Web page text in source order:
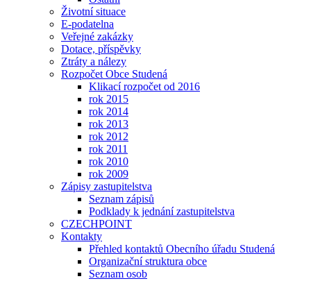
Životní situace
E-podatelna
Veřejné zakázky
Dotace, příspěvky
Ztráty a nálezy
Rozpočet Obce Studená
Klikací rozpočet od 2016
rok 2015
rok 2014
rok 2013
rok 2012
rok 2011
rok 2010
rok 2009
Zápisy zastupitelstva
Seznam zápisů
Podklady k jednání zastupitelstva
CZECHPOINT
Kontakty
Přehled kontaktů Obecního úřadu Studená
Organizační struktura obce
Seznam osob